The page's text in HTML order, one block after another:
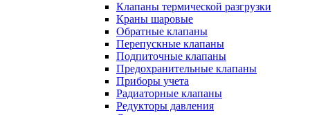
Клапаны термической разгрузки
Краны шаровые
Обратные клапаны
Перепускные клапаны
Подпиточные клапаны
Предохранительные клапаны
Приборы учета
Радиаторные клапаны
Редукторы давления